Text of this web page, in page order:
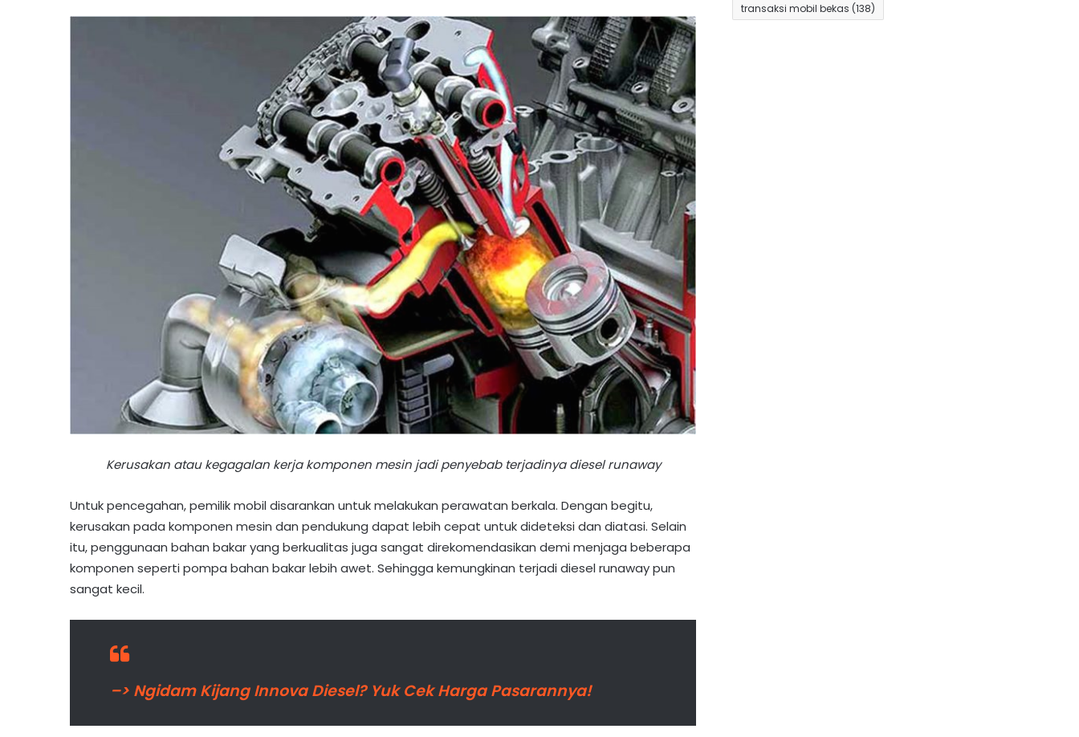
Kerusakan atau kegagalan kerja komponen mesin jadi penyebab terjadinya diesel runaway
Untuk pencegahan, pemilik mobil disarankan untuk melakukan perawatan berkala. Dengan begitu,
kerusakan pada komponen mesin dan pendukung dapat lebih cepat untuk dideteksi dan diatasi. Selain
itu, penggunaan bahan bakar yang berkualitas juga sangat direkomendasikan demi menjaga beberapa
komponen seperti pompa bahan bakar lebih awet. Sehingga kemungkinan terjadi diesel runaway pun
sangat kecil.
–> Ngidam Kijang Innova Diesel? Yuk Cek Harga Pasarannya!
transaksi mobil bekas (138)